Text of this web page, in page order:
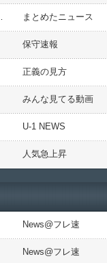
まとめたニュース
保守速報
正義の見方
みんな見てる動画
U-1 NEWS
人気急上昇
News@フレ速
News@フレ速